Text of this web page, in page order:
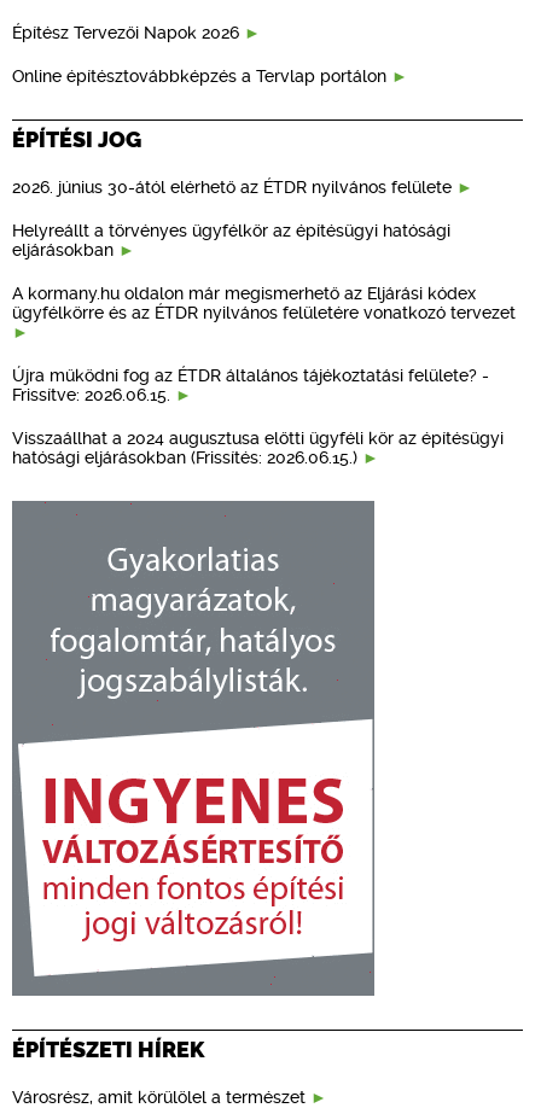
Építész Tervezői Napok 2026
Online építésztovábbképzés a Tervlap portálon
ÉPÍTÉSI JOG
2026. június 30-ától elérhető az ÉTDR nyilvános felülete
Helyreállt a törvényes ügyfélkör az építésügyi hatósági
eljárásokban
A kormany.hu oldalon már megismerhető az Eljárási kódex
ügyfélkörre és az ÉTDR nyilvános felületére vonatkozó tervezet
Újra működni fog az ÉTDR általános tájékoztatási felülete? -
Frissítve: 2026.06.15.
Visszaállhat a 2024 augusztusa előtti ügyféli kör az építésügyi
hatósági eljárásokban (Frissítés: 2026.06.15.)
ÉPÍTÉSZETI HÍREK
Városrész, amit körülölel a természet